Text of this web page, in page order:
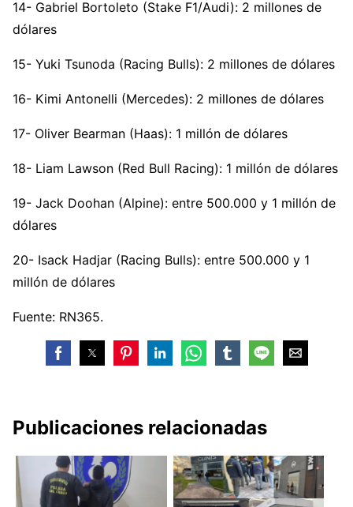
14- Gabriel Bortoleto (Stake F1/Audi): 2 millones de
dólares
15- Yuki Tsunoda (Racing Bulls): 2 millones de dólares
16- Kimi Antonelli (Mercedes): 2 millones de dólares
17- Oliver Bearman (Haas): 1 millón de dólares
18- Liam Lawson (Red Bull Racing): 1 millón de dólares
19- Jack Doohan (Alpine): entre 500.000 y 1 millón de
dólares
20- Isack Hadjar (Racing Bulls): entre 500.000 y 1
millón de dólares
Fuente: RN365.
Publicaciones relacionadas